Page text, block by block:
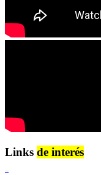
Links de interés